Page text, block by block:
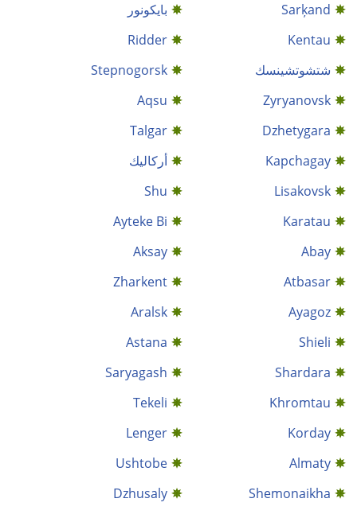
Sarķand
بايكونور
Kentau
Ridder
شتشوتشينسك
Stepnogorsk
Zyryanovsk
Aqsu
Dzhetygara
Talgar
Kapchagay
أركاليك
Lisakovsk
Shu
Karatau
Ayteke Bi
Abay
Aksay
Atbasar
Zharkent
Ayagoz
Aralsk
Shieli
Astana
Shardara
Saryagash
Khromtau
Tekeli
Korday
Lenger
Almaty
Ushtobe
Shemonaikha
Dzhusaly